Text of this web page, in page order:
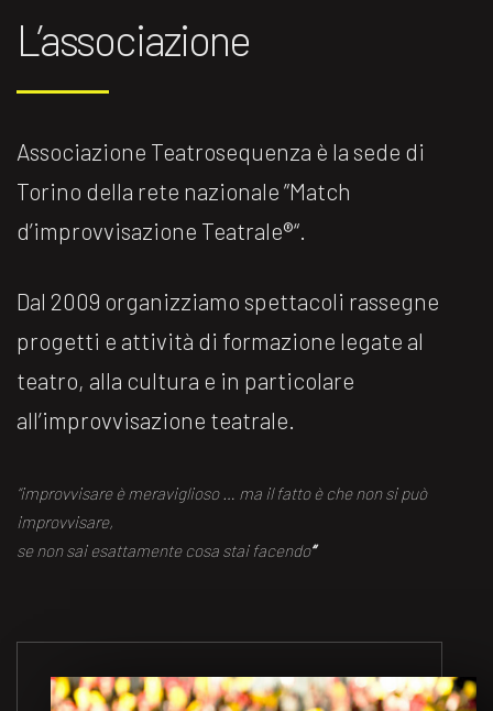
L’associazione
Associazione Teatrosequenza è la sede di
Torino della rete nazionale ”Match
d’improvvisazione Teatrale®️“.
Dal 2009 organizziamo spettacoli rassegne
progetti e attività di formazione legate al
teatro, alla cultura e in particolare
all’improvvisazione teatrale.
“improvvisare è meraviglioso … ma il fatto è che non si può
improvvisare,
se non sai esattamente cosa stai facendo“